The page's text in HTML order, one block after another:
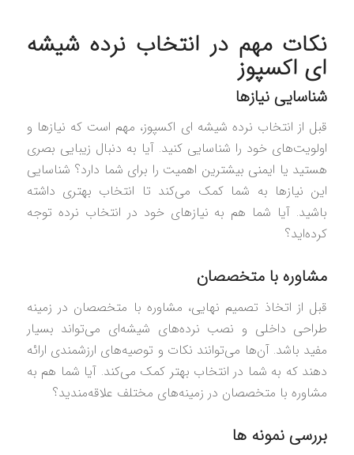
نکات مهم در انتخاب نرده شیشه
ای اکسپوز
شناسایی نیازها
قبل از انتخاب نرده شیشه ای اکسپوز، مهم است که نیازها و
اولویت‌های خود را شناسایی کنید. آیا به دنبال زیبایی بصری
هستید یا ایمنی بیشترین اهمیت را برای شما دارد؟ شناسایی
این نیازها به شما کمک می‌کند تا انتخاب بهتری داشته
باشید. آیا شما هم به نیازهای خود در انتخاب نرده توجه
کرده‌اید؟
مشاوره با متخصصان
قبل از اتخاذ تصمیم نهایی، مشاوره با متخصصان در زمینه
طراحی داخلی و نصب نرده‌های شیشه‌ای می‌تواند بسیار
مفید باشد. آن‌ها می‌توانند نکات و توصیه‌های ارزشمندی ارائه
دهند که به شما در انتخاب بهتر کمک می‌کند. آیا شما هم به
مشاوره با متخصصان در زمینه‌های مختلف علاقه‌مندید؟
بررسی نمونه‌ ها